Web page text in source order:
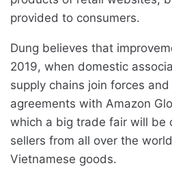
provided to consumers.
Dung believes that
2019, when domestic
supply chains join forces
agreements with Amazon
which a big trade fair will be
sellers from all over the
Vietnamese goods.